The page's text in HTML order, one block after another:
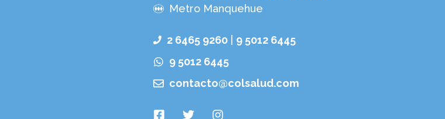
Metro Manquehue
2 6465 9260
9 5012 6445
9 5012 6445
contacto@colsalud.com